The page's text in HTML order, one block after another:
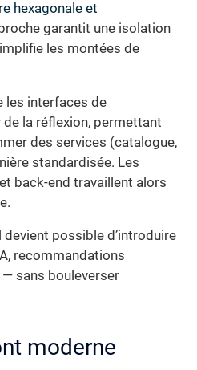
hexagonale et
garantit une isolation
les montées de
les interfaces de
la réflexion, permettant
des services (catalogue,
standardisée. Les
back-end travaillent alors
devient possible d’introduire
recommandations
sans bouleverser
moderne